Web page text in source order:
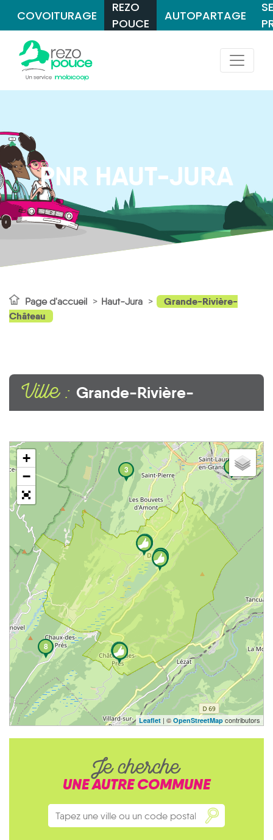
COVOITURAGE
REZO
POUCE
AUTOPARTAGE
PNR HAUT-JURA
Page d'accueil Haut-Jura
Grande-Rivière-
Château
Ville : Grande-Rivière-
8
3
+
−
Leaflet | © OpenStreetMap contributors
Je cherche
UNE AUTRE COMMUNE